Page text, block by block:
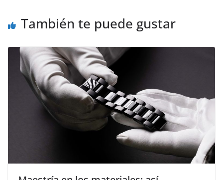
También te puede gustar